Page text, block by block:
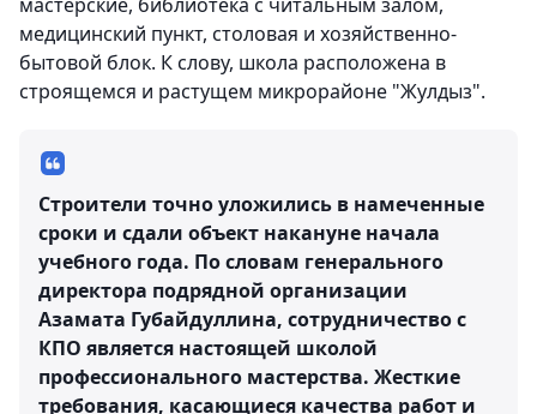
медицинский пункт, столовая и хозяйственно-
бытовой блок. К слову, школа расположена в
строящемся и растущем микрорайоне "Жулдыз".
Строители точно уложились в намеченные
сроки и сдали объект накануне начала
учебного года. По словам генерального
директора подрядной организации
Азамата Губайдуллина, сотрудничество с
КПО является настоящей школой
профессионального мастерства. Жесткие
требования, касающиеся качества работ и